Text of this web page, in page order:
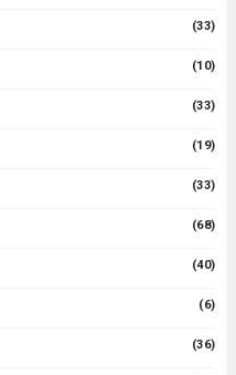
(33)
(10)
(33)
(19)
(33)
(68)
(40)
(6)
(36)